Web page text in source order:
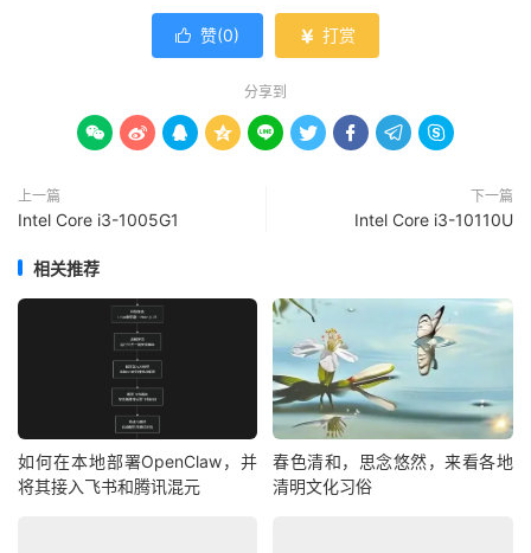
 赞(0)  打赏
分享到
        
上一篇
Intel Core i3-1005G1
下一篇
Intel Core i3-10110U
相关推荐
如何在本地部署OpenClaw，并
将其接入飞书和腾讯混元
春色清和，思念悠然，来看各地
清明文化习俗